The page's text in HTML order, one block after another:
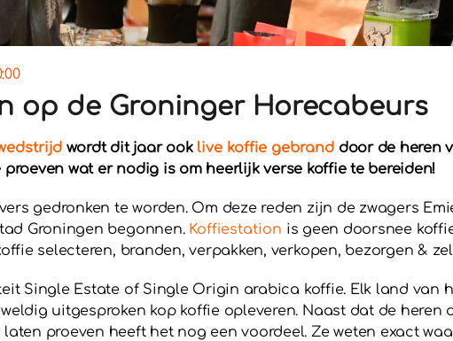
op de Groninger Horecabeurs
wordt dit jaar ook live koffie gebrand door de heren
wat er nodig is om heerlijk verse koffie te bereiden!
gedronken te worden. Om deze reden zijn de zwagers
Groningen begonnen. Koffiestation is geen doorsnee
selecteren, branden, verpakken, verkopen, bezorgen &
Single Estate of Single Origin arabica koffie. Elk land van
uitgesproken kop koffie opleveren. Naast dat de
proeven heeft het nog een voordeel. Ze weten exact